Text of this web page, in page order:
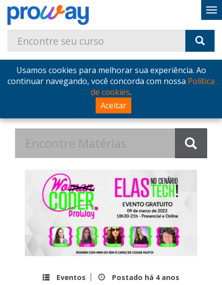
Usamos cookies para melhorar sua experiência. Ao
continuar navegando, você concorda com nossa Política
de cookies.
Aceitar
Home Blog Postagens de Fevereiro de 2022
Postagens de Fevereiro de
2022 no Blog - ProWay
Eventos Postado há 4 anos